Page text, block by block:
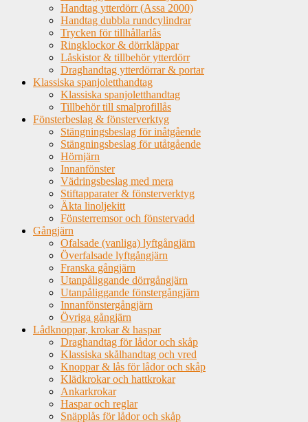
Handtag ytterdörr (Assa 2000)
Handtag dubbla rundcylindrar
Trycken för tillhållarlås
Ringklockor & dörrkläppar
Låskistor & tillbehör ytterdörr
Draghandtag ytterdörrar & portar
Klassiska spanjoletthandtag
Klassiska spanjoletthandtag
Tillbehör till smalprofillås
Fönsterbeslag & fönsterverktyg
Stängningsbeslag för inåtgående
Stängningsbeslag för utåtgående
Hörnjärn
Innanfönster
Vädringsbeslag med mera
Stiftapparater & fönsterverktyg
Äkta linoljekitt
Fönsterremsor och fönstervadd
Gångjärn
Ofalsade (vanliga) lyftgångjärn
Överfalsade lyftgångjärn
Franska gångjärn
Utanpåliggande dörrgångjärn
Utanpåliggande fönstergångjärn
Innanfönstergångjärn
Övriga gångjärn
Lådknoppar, krokar & haspar
Draghandtag för lådor och skåp
Klassiska skålhandtag och vred
Knoppar & lås för lådor och skåp
Klädkrokar och hattkrokar
Ankarkrokar
Haspar och reglar
Snäpplås för lådor och skåp